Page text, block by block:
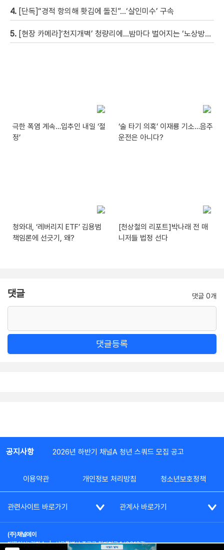
4. [단독]“경적 항의해 홧김에 돌진”…‘살인미수’ 구속
5. [현장 카메라]‘천지개벽’ 청량리에…밤마다 벌어지는 ‘노상방뇨 전쟁’
극한 폭염 계속…입추인 내일 ‘절
정’
‘술 타기 의혹’ 이재룡 기소…음주
운전은 아니다?
청와대, ‘레버리지 ETF’ 김용범
책임론에 선긋기, 왜?
[천상철의 리포트]박나래 전 매
니저들 법정 선다
댓글 댓글 0개
댓글등록
공지사항 2026년 하반기 채널A 청년 스쿼드 모집 공고
이용약관 개인정보 처리방침 청소년보호정책
관련사이트 바로가기 관계사 바로가기
(주)채널에이
대표이사: 김차수 | 서울특별시 종로구 청계천로 1 (03187)